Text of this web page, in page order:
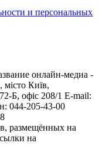
и персональных
онлайн-медиа -
Київ,
офіс 208/1 E-mail:
044-205-43-00
размещённых на
на